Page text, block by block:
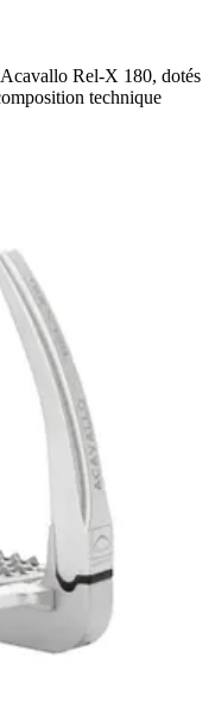
Rel-X 180, dotés
technique